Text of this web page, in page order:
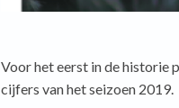
Voor het eerst in de historie
cijfers van het seizoen 2019.